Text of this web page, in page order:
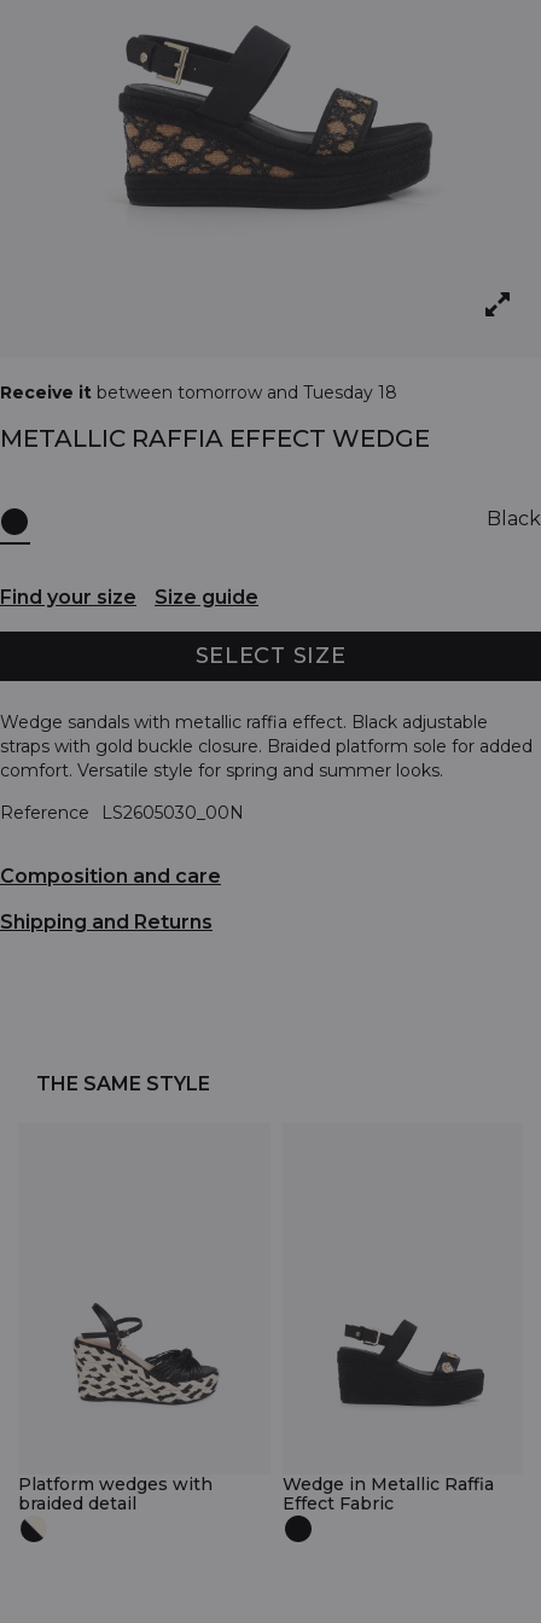
Receive it between tomorrow and Tuesday 18
METALLIC RAFFIA EFFECT WEDGE
Black
Find your size Size guide
SELECT SIZE
Wedge sandals with metallic raffia effect. Black adjustable
straps with gold buckle closure. Braided platform sole for added
comfort. Versatile style for spring and summer looks.
Reference
LS2605030_00N
Composition and care
Shipping and Returns
THE SAME STYLE
Platform wedges with
braided detail
Wedge in Metallic Raffia
Effect Fabric